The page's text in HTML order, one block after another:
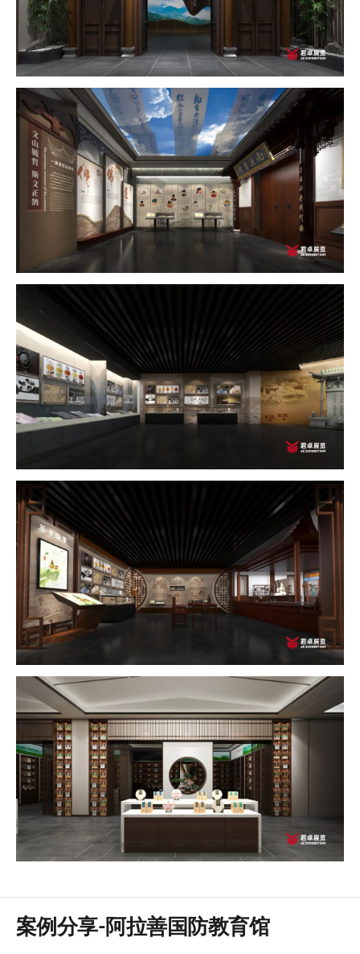
案例分享-阿拉善国防教育馆